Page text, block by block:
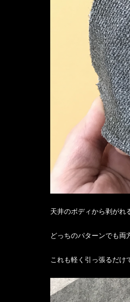
天井のボディから剥がれ
どっちのパターンでも両
これも軽く引っ張るだけ